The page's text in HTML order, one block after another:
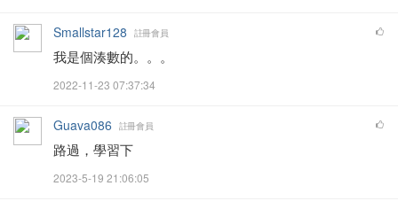
Smallstar128 註冊會員
我是個湊數的。。。
2022-11-23 07:37:34
Guava086 註冊會員
路過，學習下
2023-5-19 21:06:05